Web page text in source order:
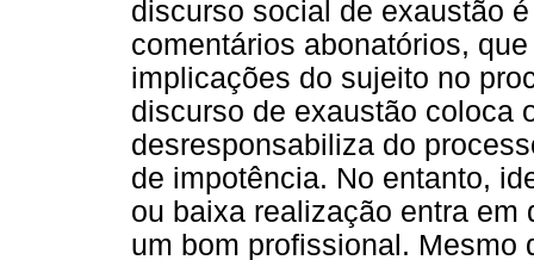
discurso social de exaustão
comentários abonatórios,
implicações do sujeito no
discurso de exaustão coloca
desresponsabiliza do
de impotência. No entanto,
ou baixa realização entra em
um bom profissional. Mesmo